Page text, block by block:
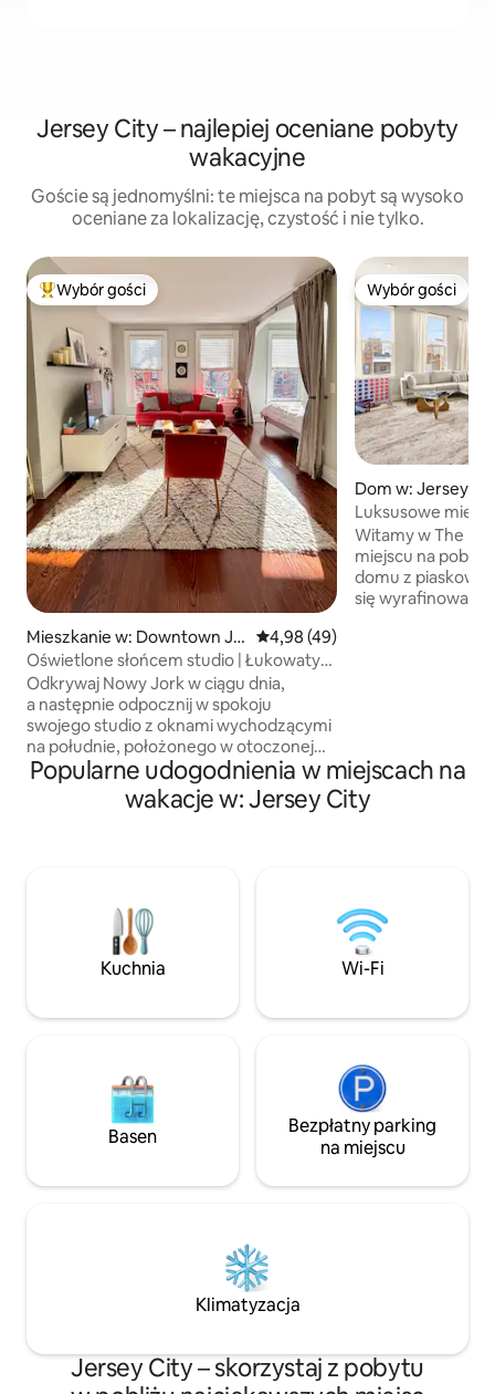
Jersey City – najlepiej oceniane pobyty
wakacyjne
Goście są jednomyślni: te miejsca na pobyt są wysoko
oceniane za lokalizację, czystość i nie tylko.
Najpopularniejsze z kategorii Wybór gości
Wybór gości
Mieszkanie w: Downtown Je
rsey City
Średnia ocena: 4,98 na 5,
4,98 (49)
Oświetlone słońcem studio | Łukowaty
kącik do spania | 18 minut do Nowego
Jorku
Odkrywaj Nowy Jork w ciągu dnia,
a następnie odpocznij w spokoju
swojego studio z oknami wychodzącymi
na południe, położonego w otoczonej
drzewami dzielnicy w historycznym
centrum Jersey City. Rozkoszuj się
naturalnym światłem lub zasuń zasłony
samochód! Przejdź 2 przecznice, aby
kupić artykuły spożywcze, pizzę, wypieki
i kawę w jednym z czterech rodzinnych
sklepów. Bary i restauracje w promieniu
(widok na nabrzeże i Statue of Liberty):
Wybór gości
Wybór gości
Dom w: Jersey
Luksusowe
i tarasem na
Nowego Jorku +
Witamy w The
miejscu na pobyt
domu z
się
Manhattanu, The
połączenie
z spokojnym,
Popularne udogodnienia w miejscach na
wakacje w: Jersey City
Kuchnia Wi-Fi
Basen
Bezpłatny parking
na miejscu
Klimatyzacja
Jersey City – skorzystaj z pobytu